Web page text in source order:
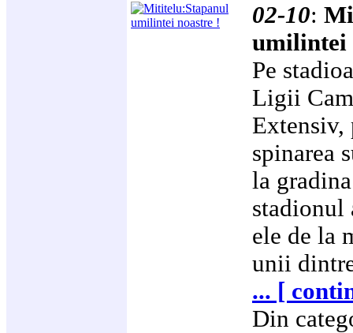
02-10:
umilintei
Pe
Ligii
Extensiv,
spinarea
la
stadionul
ele de la
unii
... [
Din